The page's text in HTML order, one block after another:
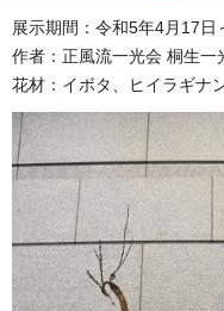
展示期間：令和5年4月17日
作者：正風流一光会 桐生一
花材：イボタ、ヒイラギナ